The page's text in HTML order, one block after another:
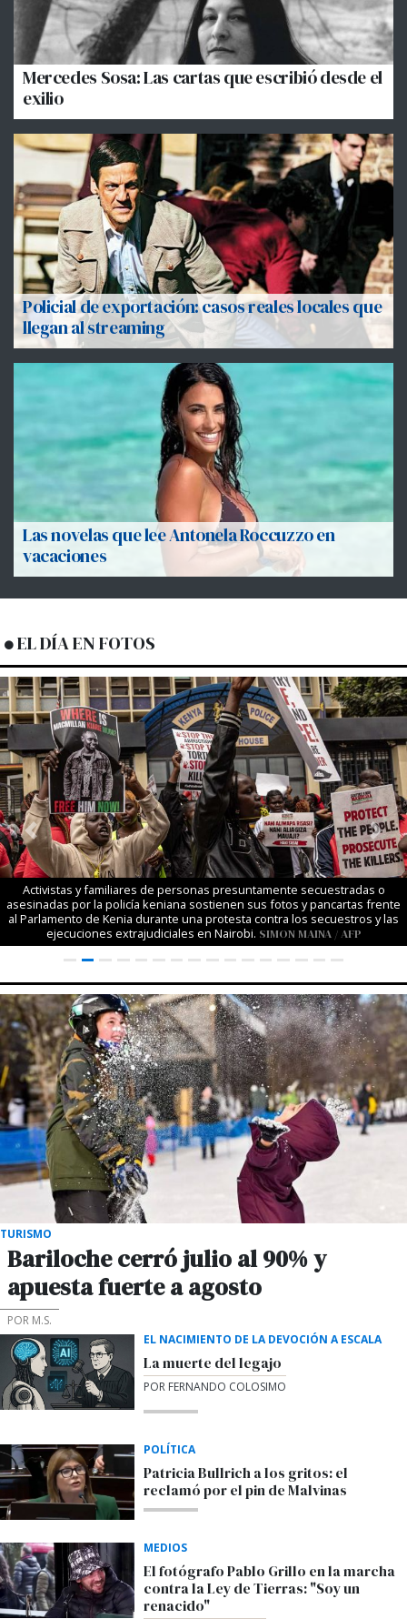
Policial de exportación: casos reales locales que
llegan al streaming
Mercedes Sosa: Las cartas que escribió desde el
exilio
Las novelas que lee Antonela Roccuzzo en
vacaciones
EL DÍA EN FOTOS
Activistas y familiares de personas presuntamente secuestradas o
asesinadas por la policía keniana sostienen sus fotos y pancartas frente
al Parlamento de Kenia durante una protesta contra los secuestros y las
ejecuciones extrajudiciales en Nairobi. SIMON MAINA / AFP
Previous Next
TURISMO
Bariloche cerró julio al 90% y
apuesta fuerte a agosto
POR M.S.
EL NACIMIENTO DE LA DEVOCIÓN A ESCALA
La muerte del legajo
POR FERNANDO COLOSIMO
POLÍTICA
Patricia Bullrich a los gritos: el
reclamó por el pin de Malvinas
MEDIOS
El fotógrafo Pablo Grillo en la marcha
contra la Ley de Tierras: "Soy un
renacido"